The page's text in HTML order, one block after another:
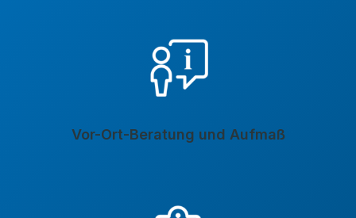
Vor-Ort-Beratung und Aufmaß